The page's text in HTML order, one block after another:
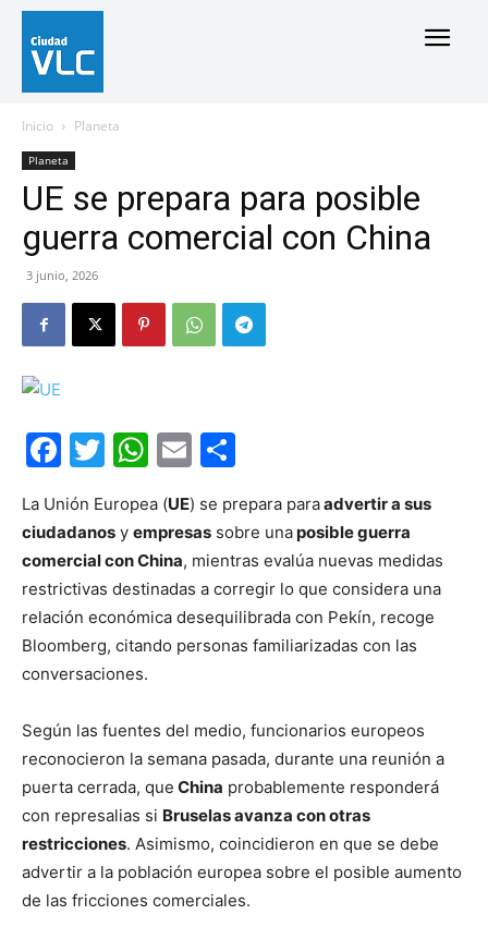
Inicio Planeta
Planeta
UE se prepara para posible
guerra comercial con China
3 junio, 2026
Facebook
Twitter
WhatsApp
Email
La Unión Europea (UE) se prepara paraadvertir a sus
ciudadanos y empresas sobre unaposible guerra
comercial con China, mientras evalúa nuevas medidas
restrictivas destinadas a corregir lo que considera una
relación económica desequilibrada con Pekín, recoge
Bloomberg, citando personas familiarizadas con las
conversaciones.
Según las fuentes del medio, funcionarios europeos
reconocieron la semana pasada, durante una reunión a
puerta cerrada, que China probablemente responderá
con represalias si Bruselas avanza con otras
restricciones. Asimismo, coincidieron en que se debe
advertir a la población europea sobre el posible aumento
de las fricciones comerciales.